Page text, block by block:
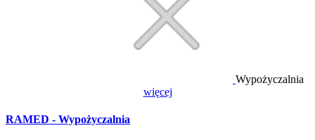
Wypożyczalnia
więcej
RAMED - Wypożyczalnia